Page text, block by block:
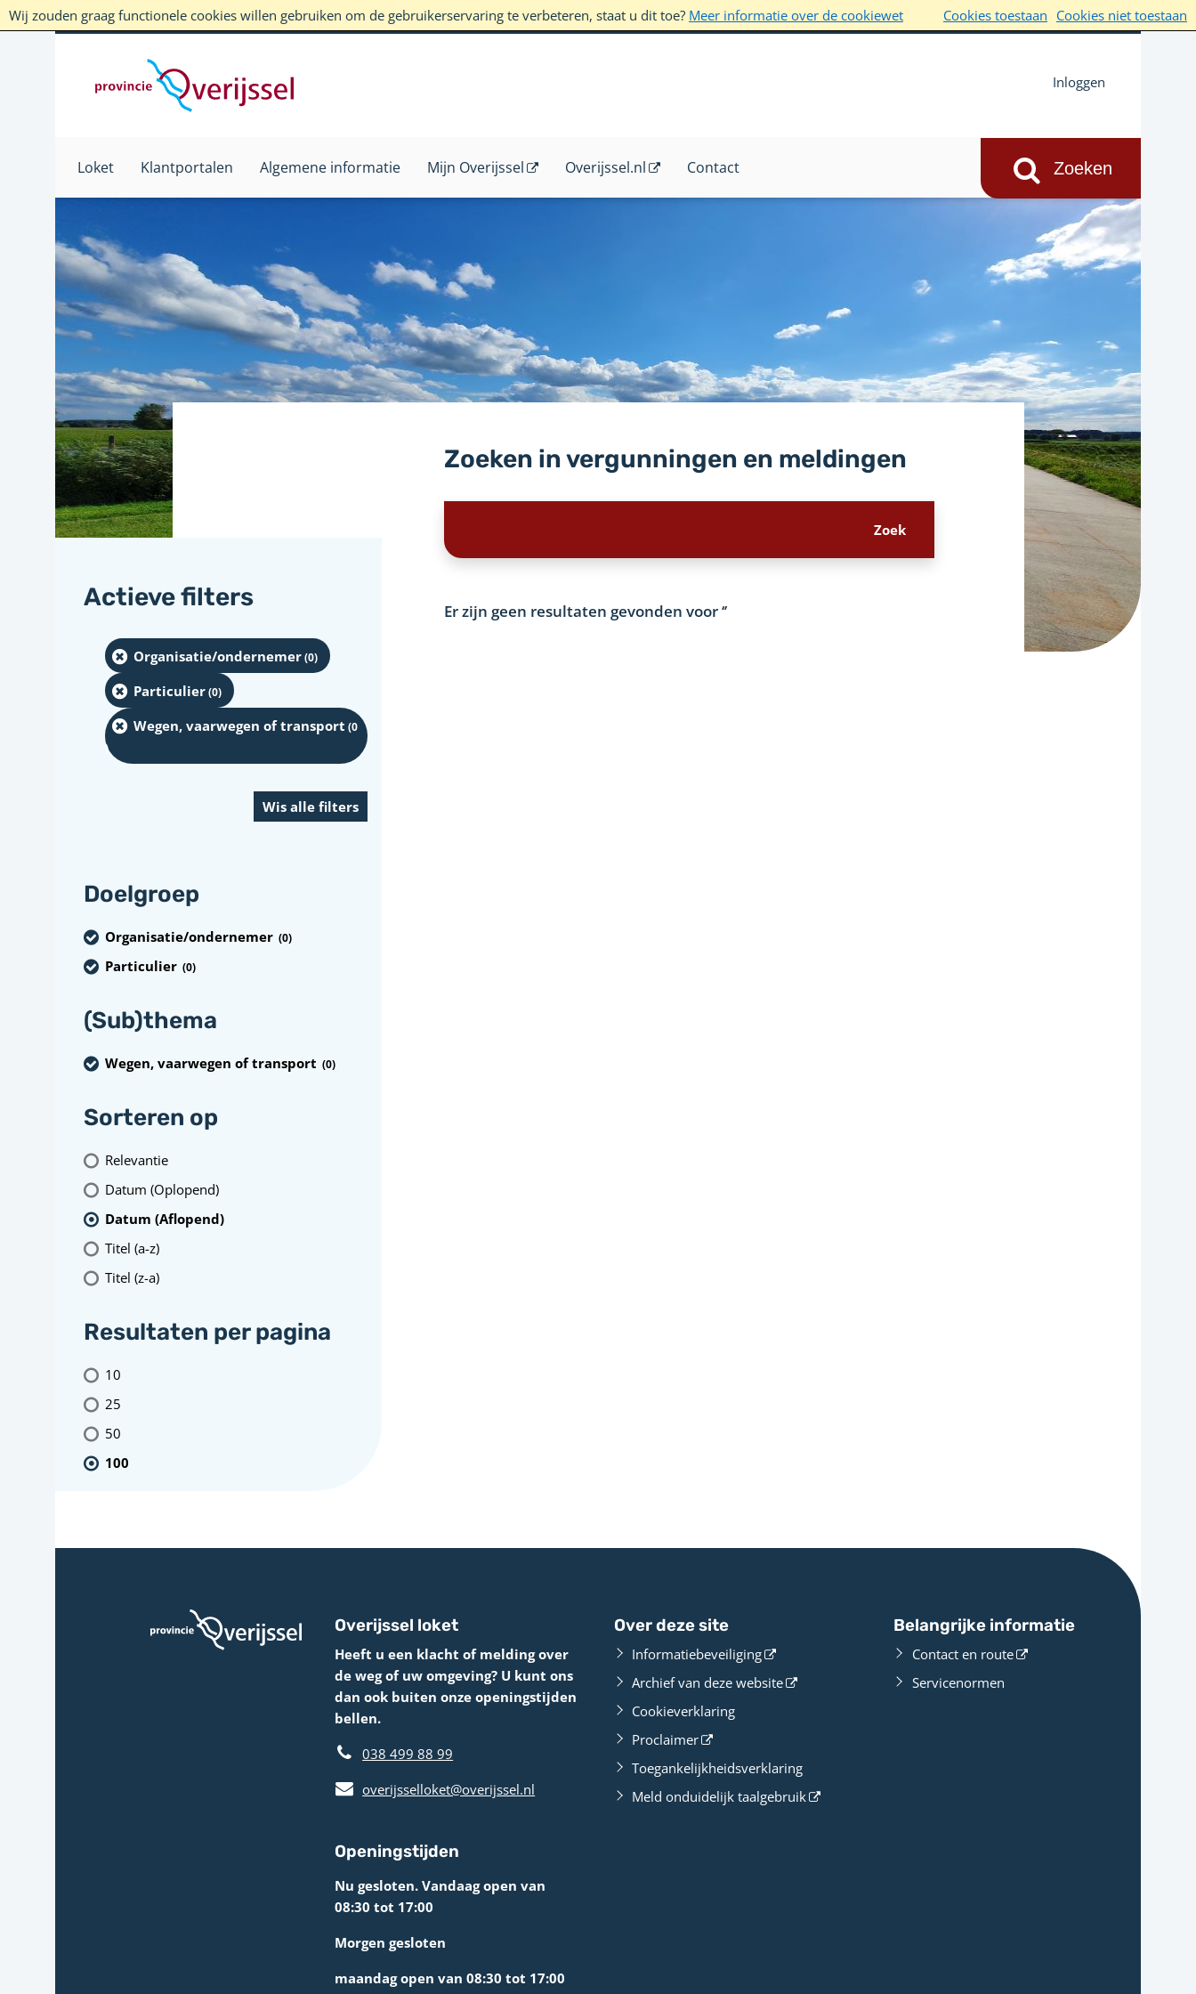
Wij zouden graag functionele cookies willen gebruiken om de gebruikerservaring te verbeteren, staat u dit toe? Meer informatie over de cookiewet Cookies toestaan Cookies niet toestaan
Inloggen
Loket Klantportalen Algemene informatie Mijn Overijssel Overijssel.nl Contact
Zoeken in vergunningen en meldingen
Er zijn geen resultaten gevonden voor‘’
Actieve filters
Organisatie/ondernemer(0)
Particulier(0)
Wegen, vaarwegen of transport (0
)
Doelgroep
Organisatie/ondernemer (0)
Particulier (0)
(Sub)thema
Wegen, vaarwegen of transport (0)
Sorteren op
Relevantie
Datum (Oplopend)
Datum (Aflopend)
Titel (a-z)
Titel (z-a)
Resultaten per pagina
10
25
50
100
Overijssel loket
Heeft u een klacht of melding over
de weg of uw omgeving? U kunt ons
dan ook buiten onze openingstijden
bellen.
038 499 88 99
overijsselloket@overijssel.nl
Openingstijden
Nu gesloten. Vandaag open van
08:30 tot 17:00
Morgen gesloten
maandag open van 08:30 tot 17:00
Over deze site
Informatiebeveiliging
Archief van deze website
Cookieverklaring
Proclaimer
Toegankelijkheidsverklaring
Meld onduidelijk taalgebruik
Belangrijke informatie
Contact en route
Servicenormen